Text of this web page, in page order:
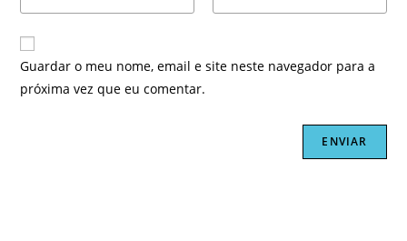
Guardar o meu nome, email e site neste navegador para a
próxima vez que eu comentar.